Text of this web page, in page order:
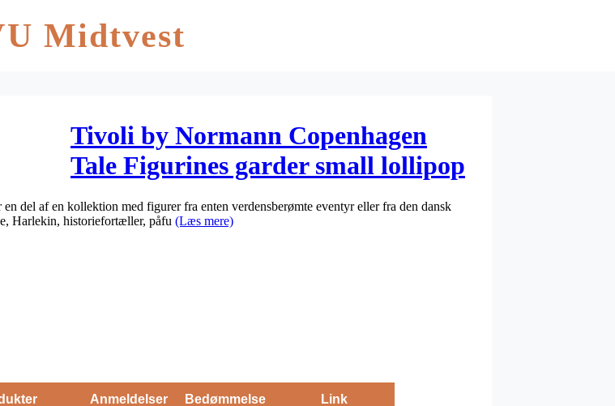
Midtvest
Tivoli by Normann Copenhagen
Tale Figurines garder small lollipop
rød
del af en kollektion med figurer fra enten verdensberømte eventyr eller fra den dansk
Harlekin, historiefortæller, påfu (Læs mere)
Anmeldelser Bedømmelse Link